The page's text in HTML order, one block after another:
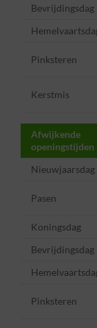
Bevrijdingsdag
Pinksteren
Kerstmis
Afwijkende
openingstijden
Nieuwjaarsdag
Pasen
Koningsdag
Bevrijdingsdag
Pinksteren